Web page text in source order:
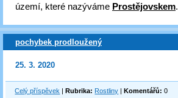
území, které nazýváme Prostějovskem.
pochybek prodloužený
25. 3. 2020
Celý příspěvek |Rubrika: Rostliny |Komentářů: 0